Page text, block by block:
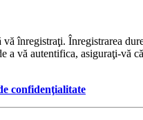
înregistraţi. Înregistrarea
a vă autentifica, asiguraţi-vă
confidenţialitate